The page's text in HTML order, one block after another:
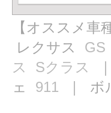
【オススメ車
レクサス GS
ス
Sクラス
ェ 911 ｜ ボ